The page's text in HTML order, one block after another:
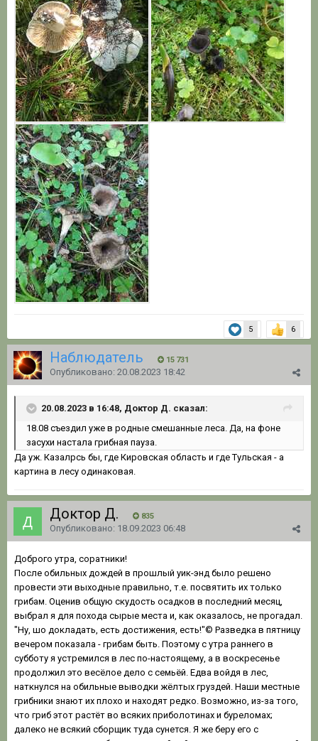
5 6
Наблюдатель 15 731
Опубликовано: 20.08.2023 18:42
20.08.2023 в 16:48, Доктор Д. сказал:
18.08 съездил уже в родные смешанные леса. Да, на фоне
засухи настала грибная пауза.
Да уж. Казалрсь бы, где Кировская область и где Тульская - а
картина в лесу одинаковая.
Доктор Д. 835
Опубликовано: 18.09.2023 06:48
Доброго утра, соратники!
После обильных дождей в прошлый уик-энд было решено
провести эти выходные правильно, т.е. посвятить их только
грибам. Оценив общую скудость осадков в последний месяц,
выбрал я для похода сырые места и, как оказалось, не прогадал.
"Ну, шо докладать, есть достижения, есть!"© Разведка в пятницу
вечером показала - грибам быть. Поэтому с утра раннего в
субботу я устремился в лес по-настоящему, а в воскресенье
продолжил это весёлое дело с семьёй. Едва войдя в лес,
наткнулся на обильные выводки жёлтых груздей. Наши местные
грибники знают их плохо и находят редко. Возможно, из-за того,
что гриб этот растёт во всяких приболотинах и буреломах;
далеко не всякий сборщик туда сунется. Я же беру его с